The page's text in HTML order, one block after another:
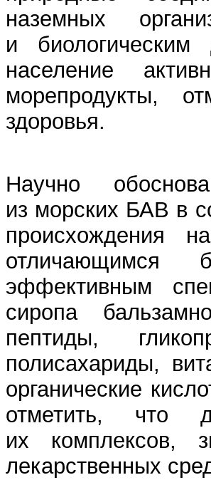
наземных
и
население
морепродукты,
здоровья.
Научно
из морских БАВ в
происхождения
отличающимся
эффективным
сиропа
пептиды,
полисахариды,
органические
отметить, что
их комплексов,
лекарственных